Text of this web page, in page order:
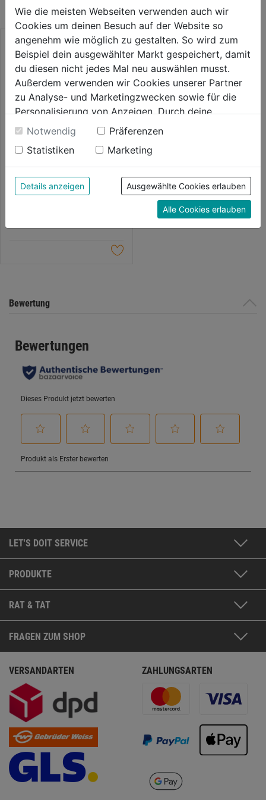
Lochsägen Bi-Metall Set 17tlg.
Bewertung
LET'S DOIT SERVICE
PRODUKTE
RAT & TAT
FRAGEN ZUM SHOP
VERSANDARTEN ZAHLUNGSARTEN
Wie die meisten Webseiten verwenden auch wir
Cookies um deinen Besuch auf der Website so
angenehm wie möglich zu gestalten. So wird zum
Beispiel dein ausgewählter Markt gespeichert, damit
du diesen nicht jedes Mal neu auswählen musst.
Außerdem verwenden wir Cookies unserer Partner
zu Analyse- und Marketingzwecken sowie für die
Personalisierung von Anzeigen. Durch deine
Einwilligung werden die Daten von Drittanbieter,
unter anderem auch in den USA, verarbeitet.
Durch Klick auf "Alle Cookies erlauben" stimmst du
der Verwendung aller Cookies zu. Unter "Details
anzeigen" findest du alle Infos zu den
unterschiedlichen Cookies, unter "Cookies
Konfigurieren" kannst du auswählen, welche Cookies
du zulassen möchtest und welche nicht.
Datenschutzerklärung.
Notwendig
Präferenzen
Statistiken
Marketing
Details anzeigen Ausgewählte Cookies erlauben
Alle Cookies erlauben